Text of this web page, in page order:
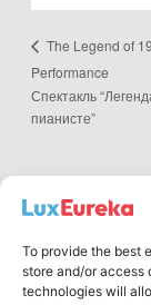
To provide the best
store and/or access
technologies will
The Legend of
Performance
Спектакль
пианисте”
English